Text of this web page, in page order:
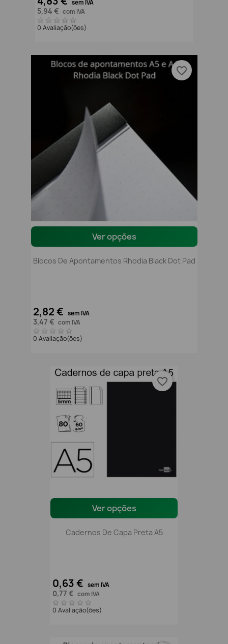
sem IVA
5,94 € com IVA
0 Avaliação(ões)
Ver opções
Blocos De Apontamentos Rhodia Black Dot Pad
2,82 € sem IVA
3,47 € com IVA
0 Avaliação(ões)
favorite_border
Ver opções
Cadernos De Capa Preta A5
0,63 € sem IVA
0,77 € com IVA
0 Avaliação(ões)
favorite_border